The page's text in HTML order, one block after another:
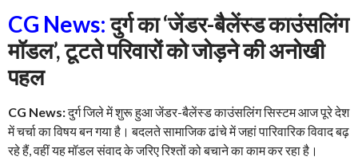
CG News:दुर्ग का ‘जेंडर-बैलेंस्ड काउंसलिंग
मॉडल’, टूटते परिवारों को जोड़ने की अनोखी
पहल
CG News:दुर्ग जिले में शुरू हुआ जेंडर-बैलेंस्ड काउंसलिंग सिस्टम आज पूरे देश
में चर्चा का विषय बन गया है। बदलते सामाजिक ढांचे में जहां पारिवारिक विवाद बढ़
रहे हैं, वहीं यह मॉडल संवाद के जरिए रिश्तों को बचाने का काम कर रहा है।